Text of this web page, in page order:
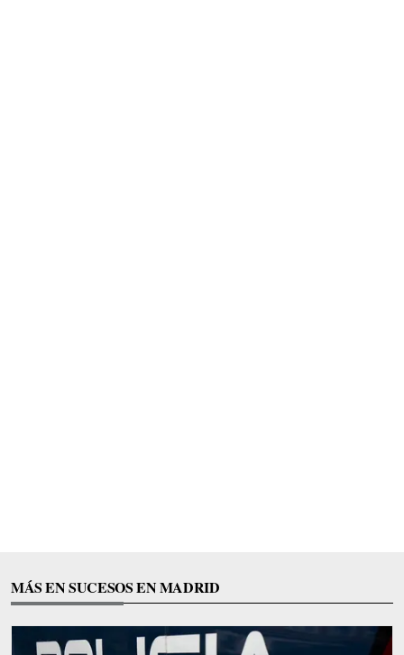
MÁS EN SUCESOS EN MADRID